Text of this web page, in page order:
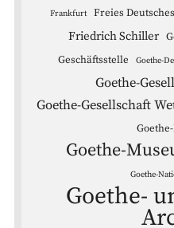
Frankfurt Freies
Friedrich Schiller
Geschäftsstelle Goethe-
Goethe-
Goethe-Gesellschaft
Goethe-
Goethe-
Goethe-